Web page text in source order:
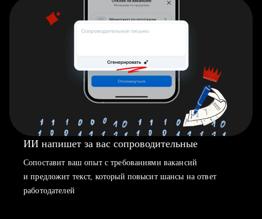
ИИ напишет за вас сопроводительные
Сопоставит ваш опыт с требованиями вакансий
и предложит текст, который повысит шансы на ответ
работодателей